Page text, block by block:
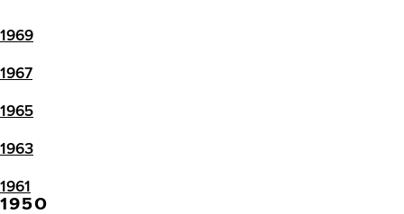
1969
1967
1965
1963
1961
1950